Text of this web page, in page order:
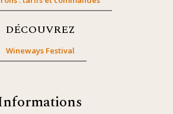
DÉCOUVREZ
Wineways Festival